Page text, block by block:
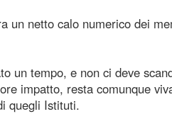
un netto calo numerico dei
un tempo, e non ci deve
impatto, resta comunque
quegli Istituti.